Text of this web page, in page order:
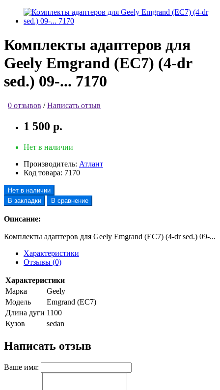
Комплекты адаптеров для
Geely Emgrand (EC7) (4-dr
sed.) 09-... 7170
0 отзывов /Написать отзыв
1 500 р.
Нет в наличии
Производитель: Атлант
Код товара: 7170
Нет в наличии
В закладки
В сравнение
Описание:
Комплекты адаптеров для Geely Emgrand (EC7) (4-dr sed.) 09-...
Характеристики
Отзывы (0)
Характеристики
Марка
Geely
Модель
Emgrand (EC7)
Длина дуги 1100
Кузов
sedan
Написать отзыв
Ваше имя: